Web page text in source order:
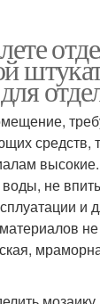
средств,
не
и